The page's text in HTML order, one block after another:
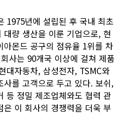
1975년에 설립된 후 국내 최초
량 생산을 이룬 기업으로, 현
아몬드 공구의 점유율 1위를 차
사는 90개국 이상에 걸쳐 제품
대자동차, 삼성전자, TSMC와
사를 고객으로 두고 있다. 보쉬,
등 정밀 제조업체와도 협력 관
은 이 회사의 경쟁력을 더욱 부